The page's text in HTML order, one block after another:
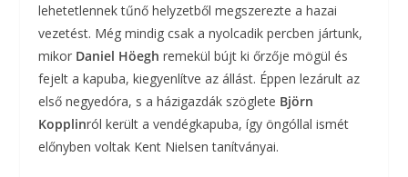
lehetetlennek tűnő helyzetből megszerezte a hazai
vezetést. Még mindig csak a nyolcadik percben jártunk,
mikor Daniel Höeghremekül bújt ki őrzője mögül és
fejelt a kapuba, kiegyenlítve az állást. Éppen lezárult az
első negyedóra, s a házigazdák szöglete Björn
Kopplinról került a vendégkapuba, így öngóllal ismét
előnyben voltak Kent Nielsen tanítványai.